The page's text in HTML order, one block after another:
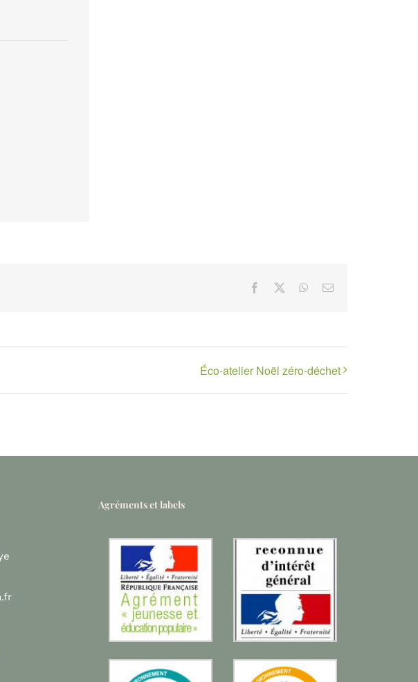
Facebook WhatsApp
Email
Éco-atelier Noël zéro-déchet
Agréments et labels